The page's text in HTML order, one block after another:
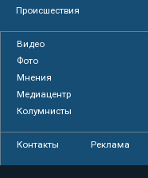
Происшествия
Видео
Фото
Мнения
Медиацентр
Колумнисты
Контакты Реклама